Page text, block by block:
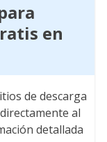
en
de descarga
al
detallada